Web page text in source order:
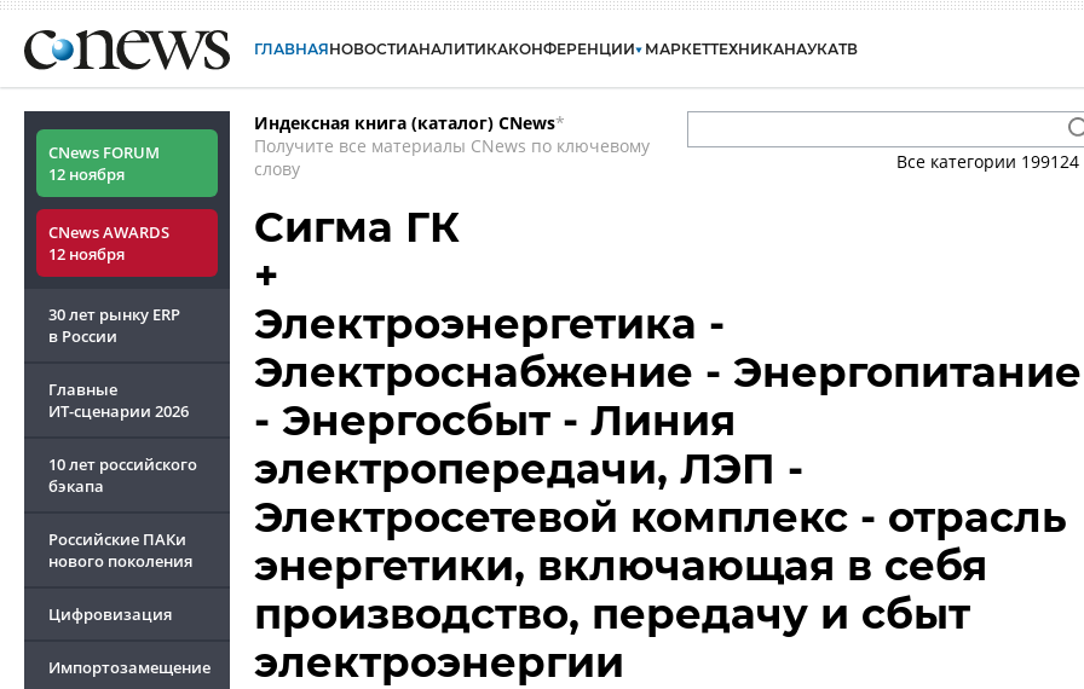
ГЛАВНАЯНОВОСТИАНАЛИТИКАКОНФЕРЕНЦИИ МАРКЕТТЕХНИКАНАУКАТВ
CNews FORUM
12 ноября
CNews AWARDS
12 ноября
30 лет рынку ERP
в России
Главные
ИТ-сценарии 2026
10 лет российского
бэкапа
Российские ПАКи
нового поколения
Цифровизация
Импортозамещение
Индексная книга (каталог) CNews*
Получите все материалы CNews по ключевому
слову
Все категории 199124
Сигма ГК
+
Электроэнергетика -
Электроснабжение - Энергопитание
- Энергосбыт - Линия
электропередачи, ЛЭП -
Электросетевой комплекс - отрасль
энергетики, включающая в себя
производство, передачу и сбыт
электроэнергии